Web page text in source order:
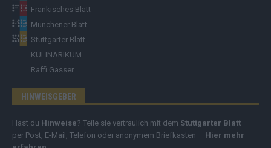
Fränkisches Blatt
Münchener Blatt
Stuttgarter Blatt
KULINARIKUM.
Raffi Gasser
HINWEISGEBER
Hast du Hinweise? Teile sie vertraulich mit dem Stuttgarter Blatt –
per Post, E-Mail, Telefon oder anonymem Briefkasten – Hier mehr